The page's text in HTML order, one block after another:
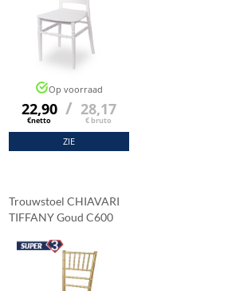
Op voorraad
22,90
€netto
/ 28,17
€ bruto
ZIE
Trouwstoel CHIAVARI
TIFFANY Goud C600